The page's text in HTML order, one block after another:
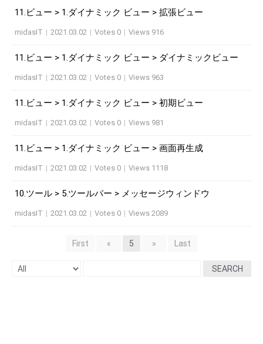
11.ビュー > 1.ダイナミック ビュー > 拡張ビュー
midasIT | 2021.03.02 | Votes 0 | Views 916
11.ビュー > 1.ダイナミック ビュー > ダイナミックビュー
midasIT | 2021.03.02 | Votes 0 | Views 963
11.ビュー > 1.ダイナミック ビュー > 初期ビュー
midasIT | 2021.03.02 | Votes 0 | Views 981
11.ビュー > 1.ダイナミック ビュー > 画面再生成
midasIT | 2021.03.02 | Votes 0 | Views 1118
10.ツール > 5.ツールバー > メッセージウィンドウ
midasIT | 2021.03.02 | Votes 0 | Views 2089
First « 5 » Last
SEARCH